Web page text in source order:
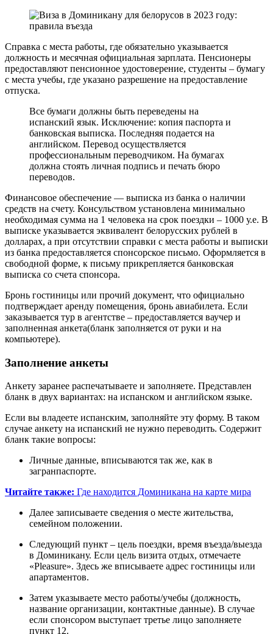
Справка с места работы, где обязательно указывается
должность и месячная официальная зарплата. Пенсионеры
предоставляют пенсионное удостоверение, студенты – бумагу
с места учебы, где указано разрешение на предоставление
отпуска.
Все бумаги должны быть переведены на
испанский язык. Исключение: копия паспорта и
банковская выписка. Последняя подается на
английском. Перевод осуществляется
профессиональным переводчиком. На бумагах
должна стоять личная подпись и печать бюро
переводов.
Финансовое обеспечение — выписка из банка о наличии
средств на счету. Консульством установлена минимально
необходимая сумма на 1 человека на срок поездки – 1000 у.е. В
выписке указывается эквивалент белорусских рублей в
долларах, а при отсутствии справки с места работы и выписки
из банка предоставляется спонсорское письмо. Оформляется в
свободной форме, к письму прикрепляется банковская
выписка со счета спонсора.
Бронь гостиницы или прочий документ, что официально
подтверждает аренду помещения, бронь авиабилета. Если
заказывается тур в агентстве – предоставляется ваучер и
заполненная анкета(бланк заполняется от руки и на
компьютере).
Заполнение анкеты
Анкету заранее распечатываете и заполняете. Представлен
бланк в двух вариантах: на испанском и английском языке.
Если вы владеете испанским, заполняйте эту форму. В таком
случае анкету на испанский не нужно переводить. Содержит
бланк такие вопросы:
Личные данные, вписываются так же, как в
загранпаспорте.
Читайте также: Где находится Доминикана на карте мира
Далее записываете сведения о месте жительства,
семейном положении.
Следующий пункт – цель поездки, время въезда/выезда
в Доминикану. Если цель визита отдых, отмечаете
«Pleasure». Здесь же вписываете адрес гостиницы или
апартаментов.
Затем указываете место работы/учебы (должность,
название организации, контактные данные). В случае
если спонсором выступает третье лицо заполняете
пункт 12.